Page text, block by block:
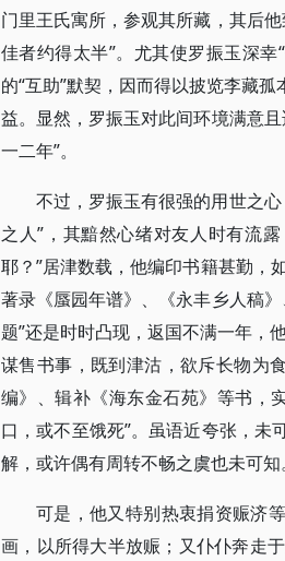
门里王氏寓所，参观其所藏，其后
佳者约得太半”。尤其使罗振玉深
的“互助”默契，因而得以披览李藏
益。显然，罗振玉对此间环境满意
一二年”。
不过，罗振玉有很强的用世之
之人”，其黯然心绪对友人时有流
耶？”居津数载，他编印书籍甚勤，
著录《蜃园年谱》、《永丰乡人稿
题”还是时时凸现，返国不满一年，
谋售书事，既到津沽，欲斥长物为
编》、辑补《海东金石苑》等书，
口，或不至饿死”。虽语近夸张，未
解，或许偶有周转不畅之虞也未可知。
可是，他又特别热衷捐资赈济
画，以所得大半放赈；又仆仆奔走